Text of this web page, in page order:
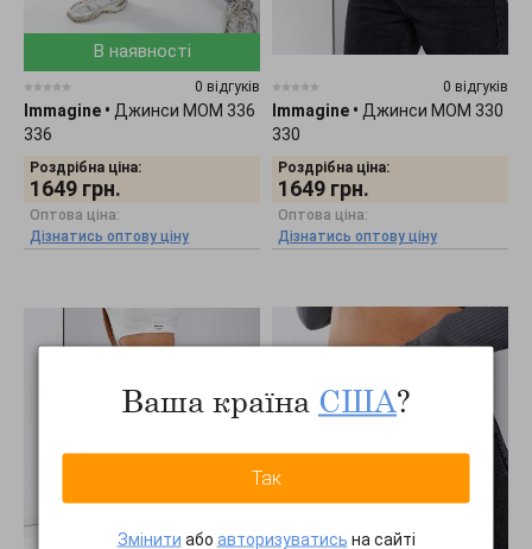
В наявності
0 відгуків
Immagine • Джинси МОМ 336
336
Роздрібна ціна:
1649 грн.
Оптова ціна:
Дізнатись оптову ціну
0 відгуків
Immagine • Джинси МОМ 330
330
Роздрібна ціна:
1649 грн.
Оптова ціна:
Дізнатись оптову ціну
Ваша країна США?
Так
Змінити або авторизуватись на сайті